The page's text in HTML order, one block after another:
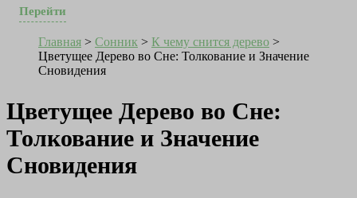
Перейти
Главная > Сонник > К чему снится дерево >
Цветущее Дерево во Сне: Толкование и Значение
Сновидения
Цветущее Дерево во Сне:
Толкование и Значение
Сновидения